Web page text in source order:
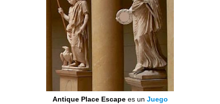
Antique Place Escapees un Juego